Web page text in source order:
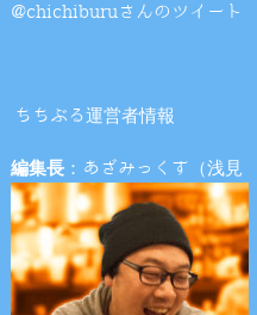
@chichiburuさんのツイート
ちちぶる運営者情報
編集長：あざみっくす（浅見